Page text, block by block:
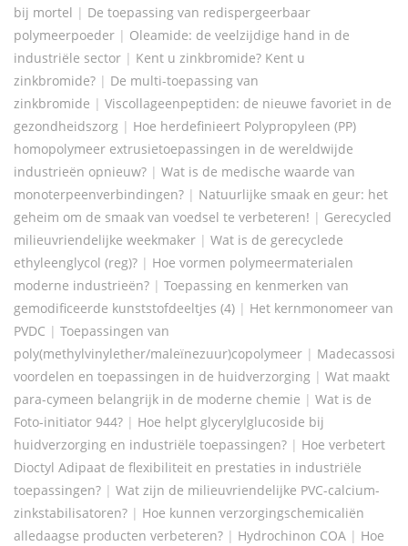
bij mortel | De toepassing van redispergeerbaar
polymeerpoeder | Oleamide: de veelzijdige hand in de
industriële sector | Kent u zinkbromide? Kent u
zinkbromide? | De multi-toepassing van
zinkbromide | Viscollageenpeptiden: de nieuwe favoriet in de
gezondheidszorg | Hoe herdefinieert Polypropyleen (PP)
homopolymeer extrusietoepassingen in de wereldwijde
industrieën opnieuw? | Wat is de medische waarde van
monoterpeenverbindingen? | Natuurlijke smaak en geur: het
geheim om de smaak van voedsel te verbeteren! | Gerecycled
milieuvriendelijke weekmaker | Wat is de gerecyclede
ethyleenglycol (reg)? | Hoe vormen polymeermaterialen
moderne industrieën? | Toepassing en kenmerken van
gemodificeerde kunststofdeeltjes (4) | Het kernmonomeer van
PVDC | Toepassingen van
poly(methylvinylether/maleïnezuur)copolymeer |
voordelen en toepassingen in de huidverzorging | Wat maakt
para-cymeen belangrijk in de moderne chemie | Wat is de
Foto-initiator 944? | Hoe helpt glycerylglucoside bij
huidverzorging en industriële toepassingen? | Hoe verbetert
Dioctyl Adipaat de flexibiliteit en prestaties in industriële
toepassingen? | Wat zijn de milieuvriendelijke PVC-calcium-
zinkstabilisatoren? | Hoe kunnen verzorgingschemicaliën
alledaagse producten verbeteren? | Hydrochinon COA | Hoe